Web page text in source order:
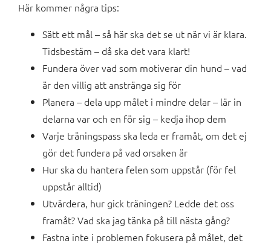
Här kommer några tips:
Sätt ett mål – så här ska det se ut när vi är klara.
Tidsbestäm – då ska det vara klart!
Fundera över vad som motiverar din hund – vad
är den villig att anstränga sig för
Planera – dela upp målet i mindre delar – lär in
delarna var och en för sig – kedja ihop dem
Varje träningspass ska leda er framåt, om det ej
gör det fundera på vad orsaken är
Hur ska du hantera felen som uppstår (för fel
uppstår alltid)
Utvärdera, hur gick träningen? Ledde det oss
framåt? Vad ska jag tänka på till nästa gång?
Fastna inte i problemen fokusera på målet, det